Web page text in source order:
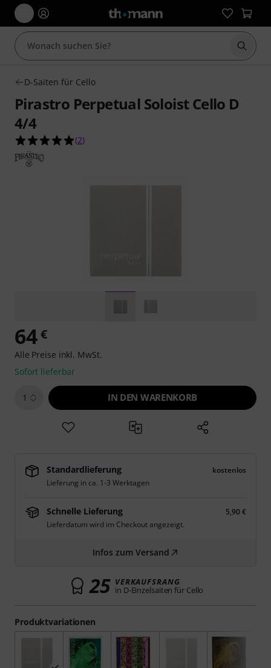
Suche
D-Saiten für Cello
Pirastro Perpetual Soloist Cello D
4/4
5.0 von 5 Sternen aus 2 Kundenbewertungen
(2)
Produktvariationen
64€
Alle Preise inkl. MwSt.
Sofort lieferbar
1 IN DEN WARENKORB
Standardlieferung
kostenlos
Lieferung in ca. 1-3 Werktagen
Schnelle Lieferung
5,90 €
Lieferdatum wird im Checkout angezeigt.
Infos zum Versand
25 VERKAUFSRANG
in D-Einzelsaiten für Cello